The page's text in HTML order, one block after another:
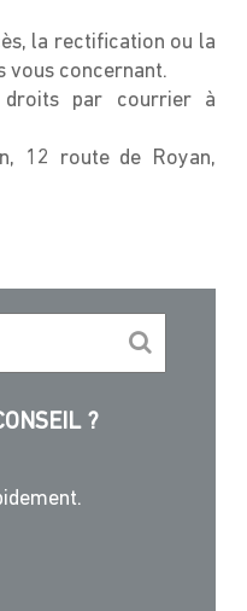
la rectification ou la
vous concernant.
droits par courrier à
12 route de Royan,
?